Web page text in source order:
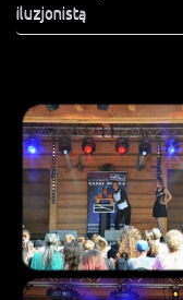
iluzjonistą